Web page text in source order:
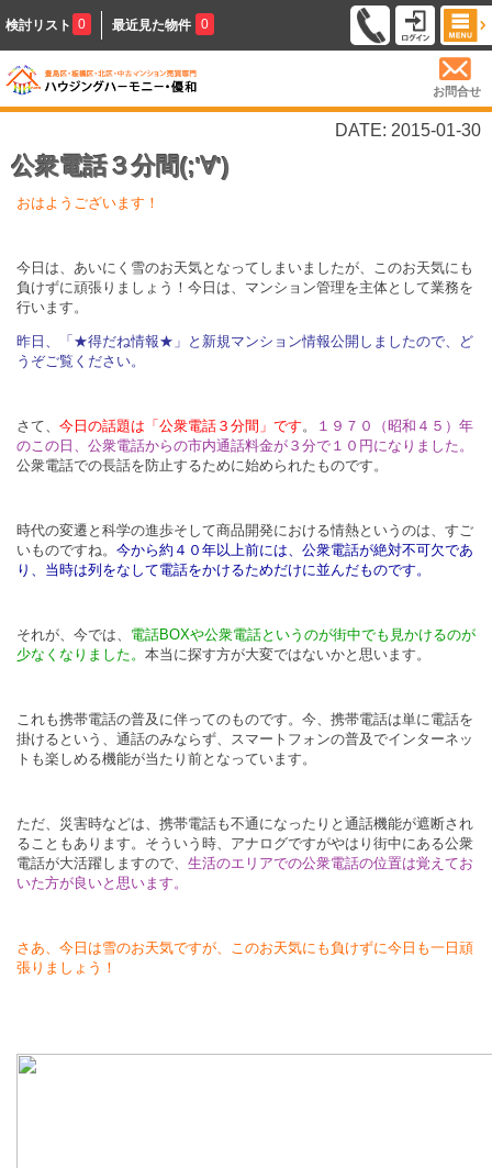
検討リスト 0 最近見た物件 0
お問合せ
DATE: 2015-01-30
公衆電話３分間(;'∀')
おはようございます！
今日は、あいにく雪のお天気となってしまいましたが、このお天気にも
負けずに頑張りましょう！今日は、マンション管理を主体として業務を
行います。
昨日、「★得だね情報★」と新規マンション情報公開しましたので、ど
うぞご覧ください。
さて、 今日の話題は「公衆電話３分間」です 。
１９７０（昭和４５）年
のこの日、公衆電話からの市内通話料金が３分で１０円になりました。
公衆電話での長話を防止するために始められたものです。
時代の変遷と科学の進歩そして商品開発における情熱というのは、すご
いものですね。 今から約４０年以上前には、公衆電話が絶対不可欠であ
り、当時は列をなして電話をかけるためだけに並んだものです。
それが、今では、 電話BOXや公衆電話というのが街中でも見かけるのが
少なくなりました。 本当に探す方が大変ではないかと思います。
これも携帯電話の普及に伴ってのものです。今、携帯電話は単に電話を
掛けるという、通話のみならず、スマートフォンの普及でインターネッ
トも楽しめる機能が当たり前となっています。
ただ、災害時などは、携帯電話も不通になったりと通話機能が遮断され
ることもあります。そういう時、アナログですがやはり街中にある公衆
電話が大活躍しますので、 生活のエリアでの公衆電話の位置は覚えてお
いた方が良いと思います。
さあ、今日は雪のお天気ですが、このお天気にも負けずに今日も一日頑
張りましょう！